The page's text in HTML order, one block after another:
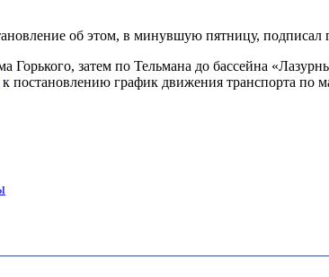
об этом, в минувшую пятницу, подписал
затем по Тельмана до бассейна
к постановлению график движения транспорта по